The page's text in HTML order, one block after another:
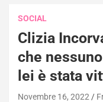
SOCIAL
Clizia
che
lei è stata
Novembre 16, 2022